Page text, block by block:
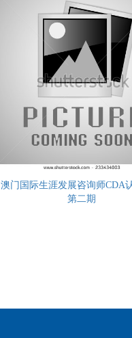
澳门国际生涯发展咨询师CDA
第二期